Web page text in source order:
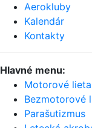
Aerokluby
Kalendár
Kontakty
Hlavné menu:
Motorové
Bezmotorové
Parašutizmus